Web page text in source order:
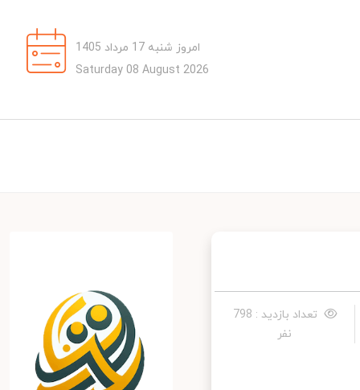
امروز شنبه 17 مرداد 1405
Saturday 08 August 2026
تعداد بازدید : 798
نفر